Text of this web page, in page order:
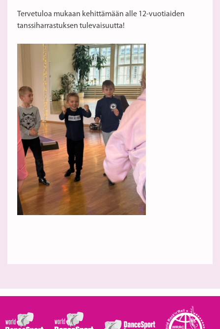
Tervetuloa mukaan kehittämään alle 12-vuotiaiden
tanssiharrastuksen tulevaisuutta!